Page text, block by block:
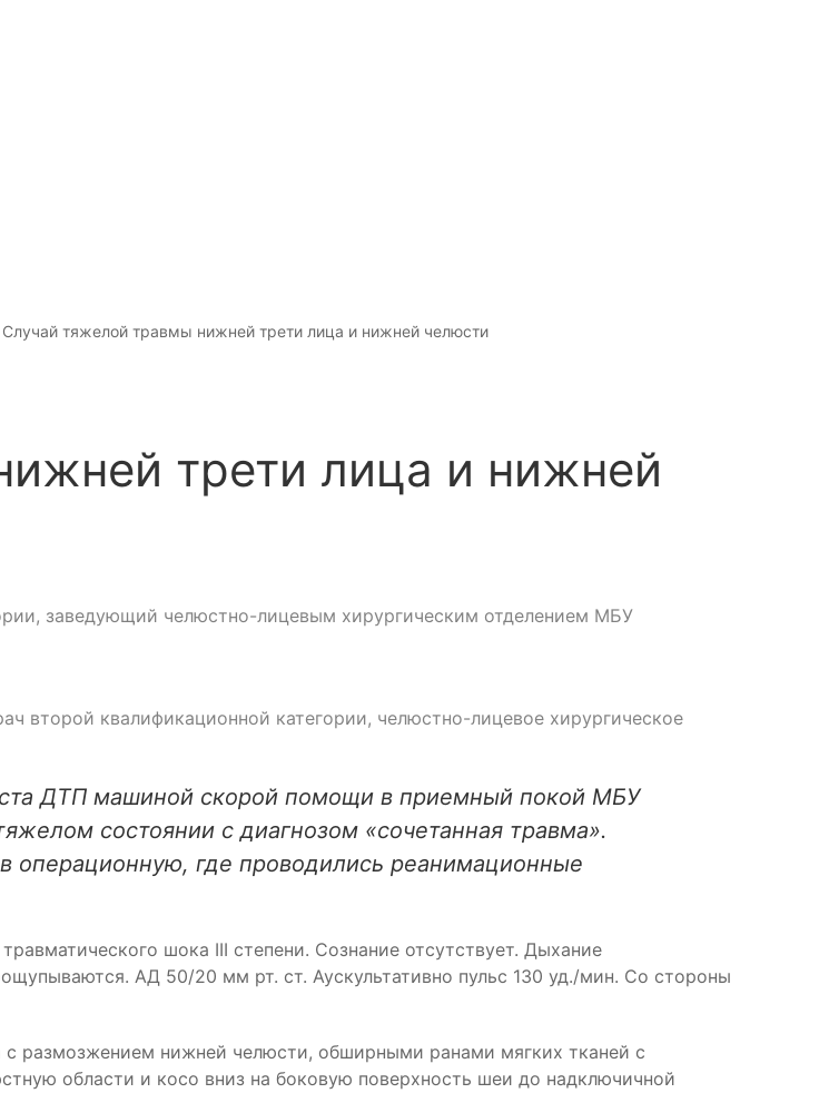
Случай тяжелой травмы нижней трети лица и нижней челюсти
трети лица и нижней
заведующий челюстно-лицевым хирургическим отделением МБУ
второй квалификационной категории, челюстно-лицевое хирургическое
ДТП машиной скорой помощи в приемный покой МБУ
состоянии с диагнозом «сочетанная травма».
операционную, где проводились реанимационные
шока III степени. Сознание отсутствует. Дыхание
АД 50/20 мм рт. ст. Аускультативно пульс 130 уд./мин. Со стороны
размозжением нижней челюсти, обширными ранами мягких тканей с
области и косо вниз на боковую поверхность шеи до надключичной